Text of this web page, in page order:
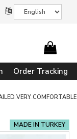
Order Tracking
VERY COMFORTABLE
MADE IN TURKEY